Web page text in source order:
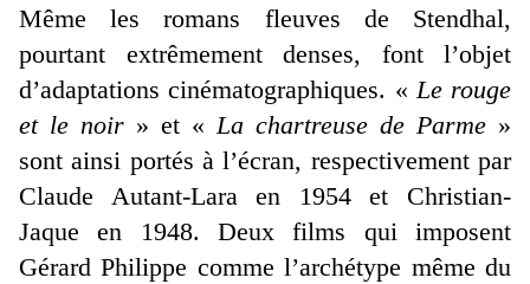
Même les romans fleuves de Stendhal,
pourtant extrêmement denses, font l’objet
d’adaptations cinématographiques. «Le rouge
et le noir » et «La chartreuse de Parme »
sont ainsi portés à l’écran, respectivement par
Claude Autant-Lara en 1954 et Christian-
Jaque en 1948. Deux films qui imposent
Gérard Philippe comme l’archétype même du